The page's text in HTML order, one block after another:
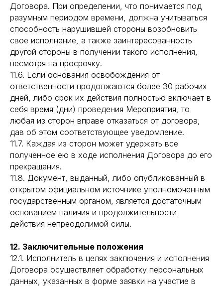
Договора. При определении, что понимается под
разумным периодом времени, должна учитываться
способность нарушившей стороны возобновить
свое исполнение, а также заинтересованность
другой стороны в получении такого исполнения,
несмотря на просрочку.
11.6. Если основания освобождения от
ответственности продолжаются более 30 рабочих
дней, либо срок их действия полностью включает в
себя время (дни) проведения Мероприятия, то
любая из сторон вправе отказаться от договора,
дав об этом соответствующее уведомление.
11.7. Каждая из сторон может удержать все
полученное ею в ходе исполнения Договора до его
прекращения.
11.8. Документ, выданный, либо опубликованный в
открытом официальном источнике уполномоченным
государственным органом, является достаточным
основанием наличия и продолжительности
действия непреодолимой силы.
12. Заключительные положения
12.1. Исполнитель в целях заключения и исполнения
Договора осуществляет обработку персональных
данных, указанных в форме заявки на участие в